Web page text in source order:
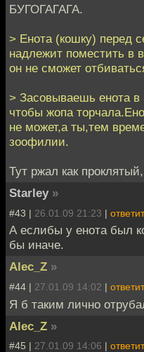
БУГОГАГАГА.
> Енота (кошку) перед
надлежит поместить в
он не сможет
> Засовываешь енота в
чтобы жопа
не может,а ты,тем
зоофилии.
Тут ржал как
Starley »
#43 | 26.01.09 21:23 |
А еслибы у енота был
бы иначе.
Alec_Z »
#44 | 27.01.09 14:02 |
Я б таким лично
Alec_Z »
#45 | 27.01.09 14:06 |